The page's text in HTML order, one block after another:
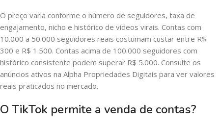
O preço varia conforme o número de seguidores, taxa de
engajamento, nicho e histórico de vídeos virais. Contas com
10.000 a 50.000 seguidores reais costumam custar entre R$
300 e R$ 1.500. Contas acima de 100.000 seguidores com
histórico consistente podem superar R$ 5.000. Consulte os
anúncios ativos na Alpha Propriedades Digitais para ver valores
reais praticados no mercado.
O TikTok permite a venda de contas?